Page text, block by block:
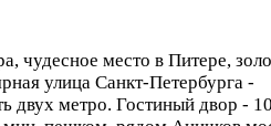
чудесное место в Питере,
улица Санкт-Петербурга -
двух метро. Гостиный двор -